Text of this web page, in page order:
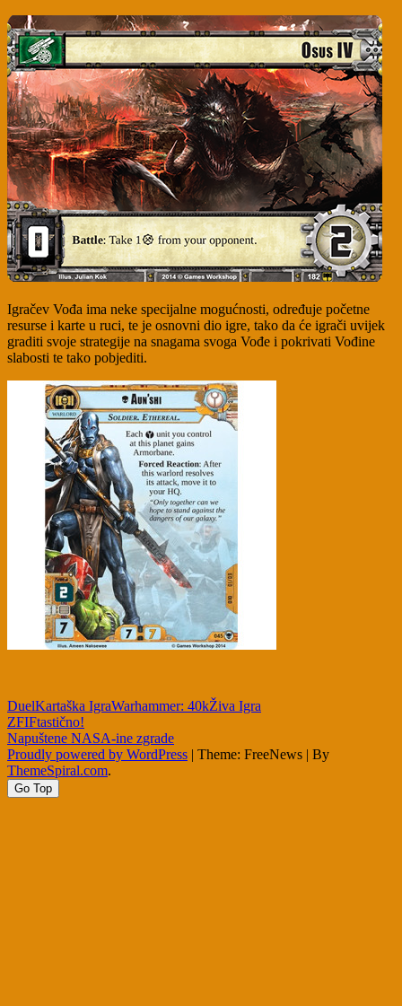
Igračev Vođa ima neke specijalne mogućnosti, određuje početne
resurse i karte u ruci, te je osnovni dio igre, tako da će igrači uvijek
graditi svoje strategije na snagama svoga Vođe i pokrivati Vođine
slabosti te tako pobjediti.
DuelKartaška IgraWarhammer: 40kŽiva Igra
Post
navigation
ZFIFtastično!
Napuštene NASA-ine zgrade
Proudly powered by WordPress | Theme: FreeNews | By
ThemeSpiral.com.
Go Top